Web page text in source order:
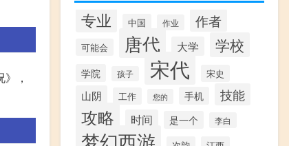
，
专业 中国 作业 作者
可能会 唐代 大学 学校
学院 孩子 宋代 宋史
山阴 工作 您的 手机 技能
攻略 时间 是一个 李白